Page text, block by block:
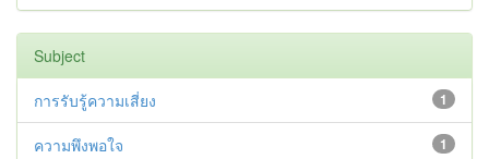
Subject
1
การรับรู้ความเสี่ยง
1
ความพึงพอใจ